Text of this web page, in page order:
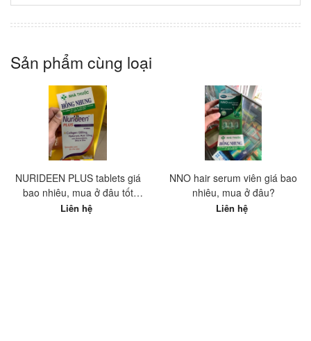
Sản phẩm cùng loại
NURIDEEN PLUS tablets giá
bao nhiêu, mua ở đâu tốt
nhất?
Liên hệ
NNO hair serum viên giá bao
nhiêu, mua ở đâu?
Liên hệ